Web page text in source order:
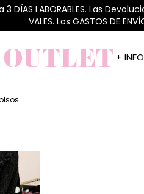
3 DÍAS LABORABLES. Las
VALES. Los GASTOS DE
+ INFO